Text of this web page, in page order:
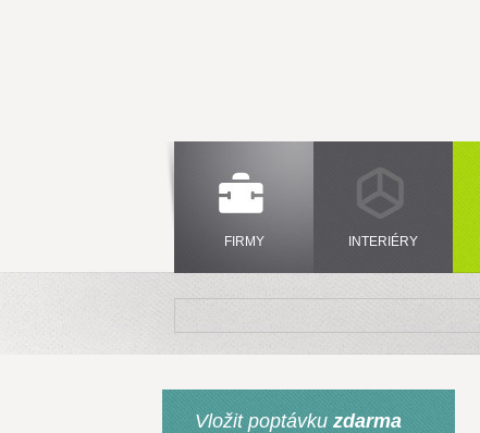
FIRMY INTERIÉRY
Vložit poptávku zdarma